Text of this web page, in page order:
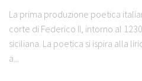
La prima produzione poetica
corte di Federico II, intorno al
siciliana. La poetica si ispira alla
a...